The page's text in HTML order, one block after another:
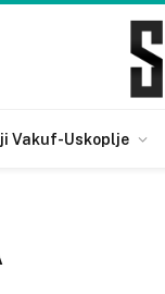
Vakuf-Uskoplje